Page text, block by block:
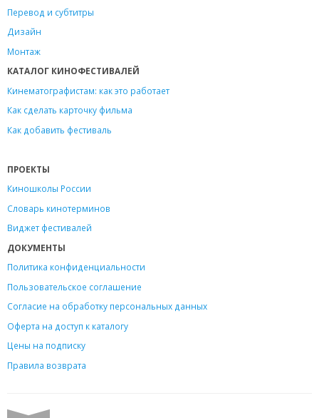
Перевод и субтитры
Дизайн
Монтаж
КАТАЛОГ КИНОФЕСТИВАЛЕЙ
Кинематографистам: как это работает
Как сделать карточку фильма
Как добавить фестиваль
ПРОЕКТЫ
Киношколы России
Словарь кинотерминов
Виджет фестивалей
ДОКУМЕНТЫ
Политика конфиденциальности
Пользовательское соглашение
Согласие на обработку персональных данных
Оферта на доступ к каталогу
Цены на подписку
Правила возврата